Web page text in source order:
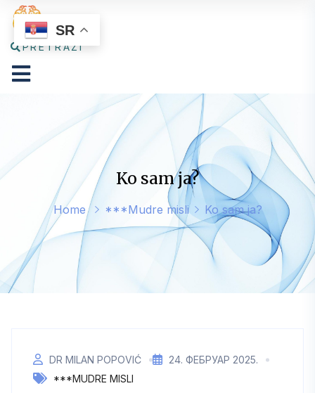
PRETRAŽI
Ko sam ja?
Home ***Mudre misli Ko sam ja?
DR MILAN POPOVIĆ
24. ФЕБРУАР 2025.
***MUDRE MISLI
SR